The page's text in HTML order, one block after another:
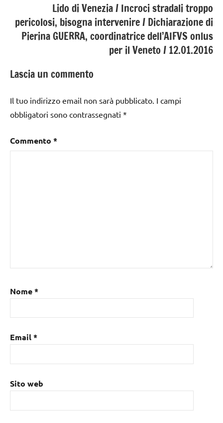
Lido di Venezia / Incroci stradali troppo
pericolosi, bisogna intervenire / Dichiarazione di
Pierina GUERRA, coordinatrice dell’AIFVS onlus
per il Veneto / 12.01.2016
Lascia un commento
Il tuo indirizzo email non sarà pubblicato. I campi
obbligatori sono contrassegnati *
Commento *
Nome*
Email*
Sito web